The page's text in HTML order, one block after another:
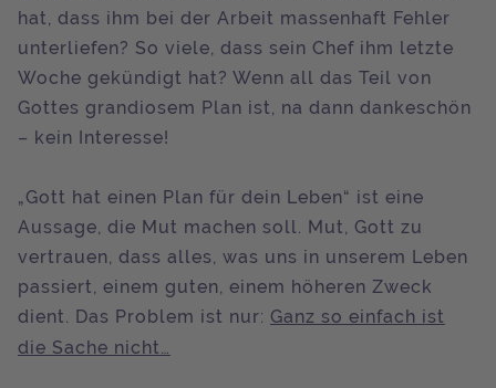
hat, dass ihm bei der Arbeit massenhaft Fehler
unterliefen? So viele, dass sein Chef ihm letzte
Woche gekündigt hat? Wenn all das Teil von
Gottes grandiosem Plan ist, na dann dankeschön
– kein Interesse!
„Gott hat einen Plan für dein Leben“ ist eine
Aussage, die Mut machen soll. Mut, Gott zu
vertrauen, dass alles, was uns in unserem Leben
passiert, einem guten, einem höheren Zweck
dient. Das Problem ist nur: Ganz so einfach ist
die Sache nicht…